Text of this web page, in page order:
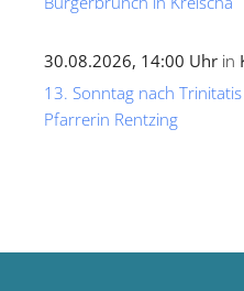
30.08.2026, 14:00 Uhr in
13. Sonntag nach
Pfarrerin Rentzing